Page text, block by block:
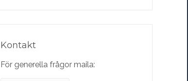
Kontakt
För generella frågor maila: